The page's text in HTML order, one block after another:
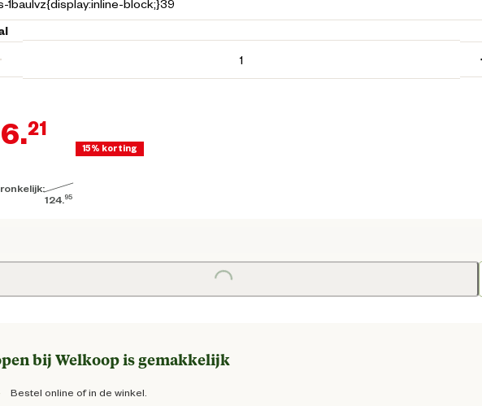
124.95
21
Huidige prijs € 106,21
15% korting
Loading...
bij Welkoop is gemakkelijk
Bestel online of in de winkel.